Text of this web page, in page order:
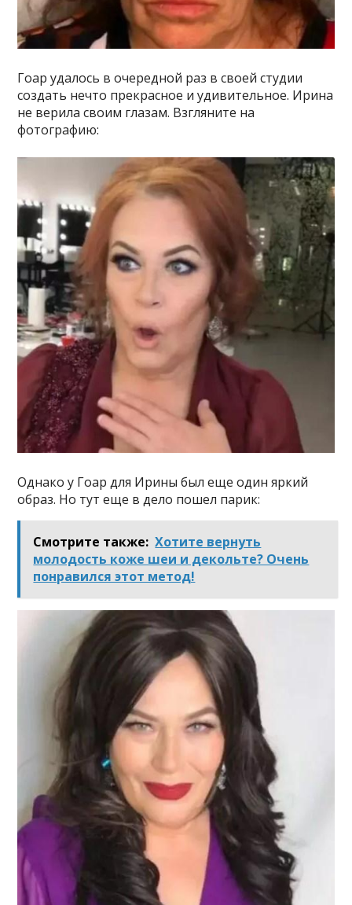
Гоар удалось в очередной раз в своей студии
создать нечто прекрасное и удивительное. Ирина
не верила своим глазам. Взгляните на
фотографию:
Однако у Гоар для Ирины был еще один яркий
образ. Но тут еще в дело пошел парик:
Смотрите также: Хотите вернуть
молодость коже шеи и декольте? Очень
понравился этот метод!